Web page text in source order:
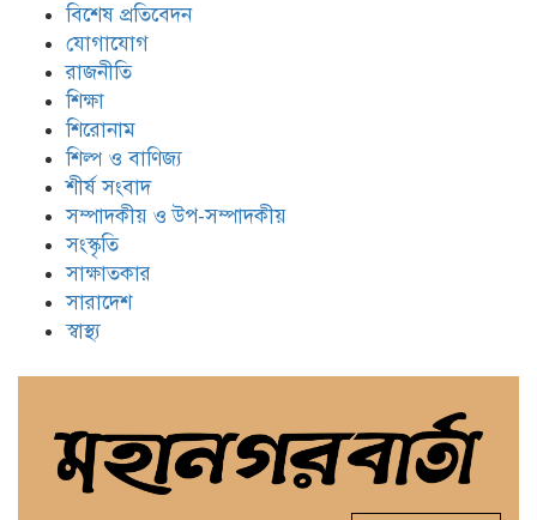
বিশেষ প্রতিবেদন
যোগাযোগ
রাজনীতি
শিক্ষা
শিরোনাম
শিল্প ও বাণিজ্য
শীর্ষ সংবাদ
সম্পাদকীয় ও উপ-সম্পাদকীয়
সংস্কৃতি
সাক্ষাতকার
সারাদেশ
স্বাস্থ্য